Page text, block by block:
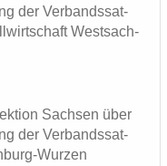
der Ver­bands­sat­
West­sach­
Sach­sen über
der Ver­bands­sat­
​Wurzen